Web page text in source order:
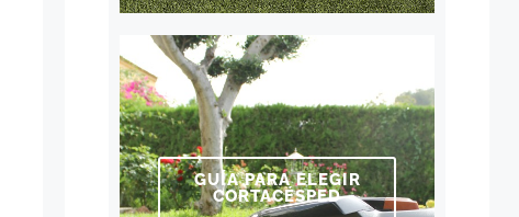
GUÍA PARA ELEGIR
CORTACÉSPED